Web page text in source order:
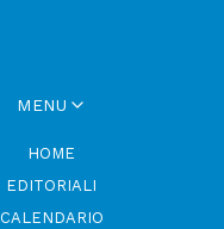
MENU
HOME
EDITORIALI
CALENDARIO